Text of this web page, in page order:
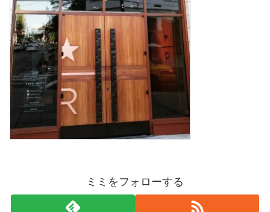
ミミをフォローする